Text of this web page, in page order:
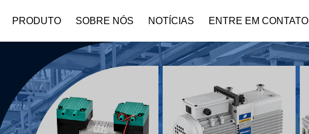
PRODUTO SOBRE NÓS
Perfil Da Empresa Baixar
NOTÍCIAS ENTRE EM CONTATO